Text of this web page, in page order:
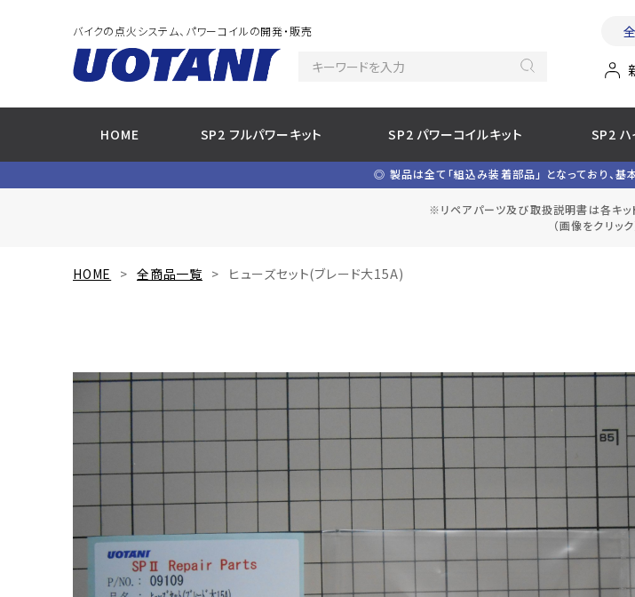
バイクの点火システム、パワーコイルの開発・販売
HOME SP2 フルパワーキット SP2 パワーコイルキット SP2 ハ
◎ 製品は全て「組込み装着部品」 となっており、基
※リペアパーツ及び取扱説明書は各キッ
（画像をクリック
HOME 全商品一覧 ヒューズセット(ブレード大15A)